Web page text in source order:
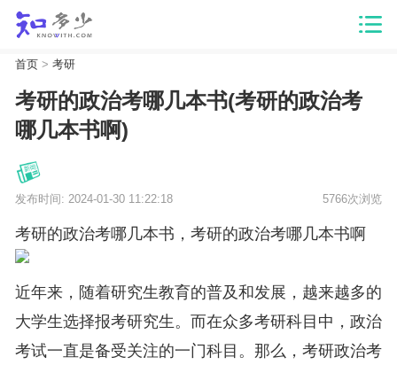
首页> 考研
考研的政治考哪几本书(考研的政治考
哪几本书啊)
发布时间: 2024-01-30 11:22:18 5766次浏览
考研的政治考哪几本书，考研的政治考哪几本书啊
近年来，随着研究生教育的普及和发展，越来越多的
大学生选择报考研究生。而在众多考研科目中，政治
考试一直是备受关注的一门科目。那么，考研政治考